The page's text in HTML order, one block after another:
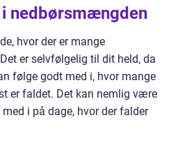
nedbørsmængden
hvor der er mange
er selvfølgelig til dit held, da
følge godt med i, hvor mange
er faldet. Det kan nemlig være
i på dage, hvor der falder